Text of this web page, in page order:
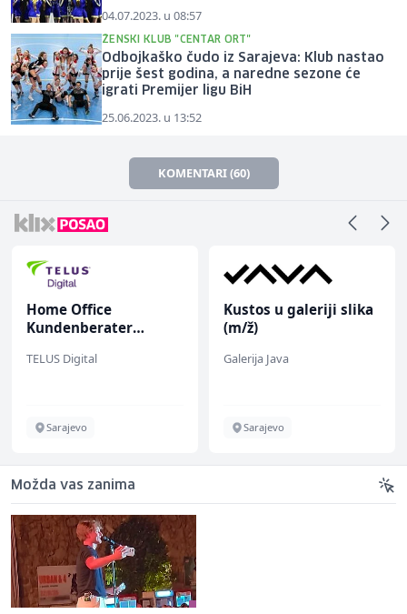
04.07.2023. u 08:57
ŽENSKI KLUB "CENTAR ORT"
Odbojkaško čudo iz Sarajeva: Klub nastao
prije šest godina, a naredne sezone će
igrati Premijer ligu BiH
25.06.2023. u 13:52
KOMENTARI (60)
Kustos u galeriji slika
(m/ž)
Galerija Java
Sarajevo
Voditelj - Poslovođa
radova na gradilištu
Mibral
Sarajevo
Možda vas zanima